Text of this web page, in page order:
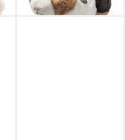
lieferbar - in 2-3 Werktagen bei dir